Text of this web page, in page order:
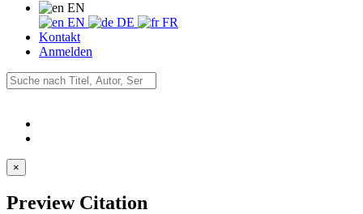
EN
EN
DE
FR
Kontakt
Anmelden
×
Preview Citation